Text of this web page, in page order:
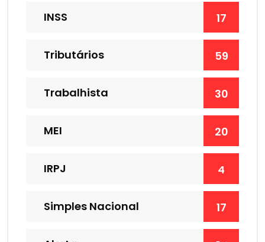
INSS 17
Tributários 59
Trabalhista 30
MEI 20
IRPJ 4
Simples Nacional 17